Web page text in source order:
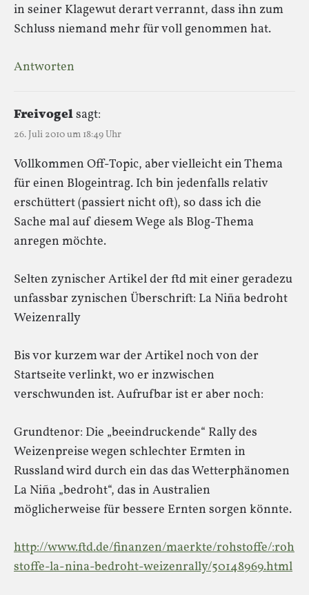
in seiner Klagewut derart verrannt, dass ihn zum
Schluss niemand mehr für voll genommen hat.
Antworten
Freivogelsagt:
26. Juli 2010 um 18:49 Uhr
Vollkommen Off-Topic, aber vielleicht ein Thema
für einen Blogeintrag. Ich bin jedenfalls relativ
erschüttert (passiert nicht oft), so dass ich die
Sache mal auf diesem Wege als Blog-Thema
anregen möchte.
Selten zynischer Artikel der ftd mit einer geradezu
unfassbar zynischen Überschrift: La Niña bedroht
Weizenrally
Bis vor kurzem war der Artikel noch von der
Startseite verlinkt, wo er inzwischen
verschwunden ist. Aufrufbar ist er aber noch:
Grundtenor: Die „beeindruckende“ Rally des
Weizenpreise wegen schlechter Ermten in
Russland wird durch ein das das Wetterphänomen
La Niña „bedroht“, das in Australien
möglicherweise für bessere Ernten sorgen könnte.
http://www.ftd.de/finanzen/maerkte/rohstoffe/:roh
stoffe-la-nina-bedroht-weizenrally/50148969.html